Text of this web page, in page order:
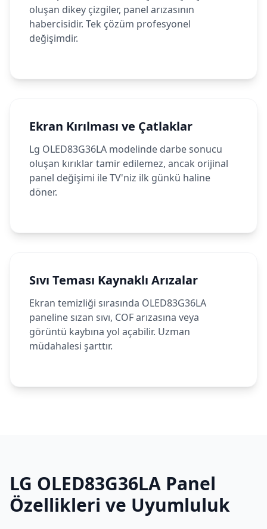
oluşan dikey çizgiler, panel arızasının
habercisidir. Tek çözüm profesyonel
değişimdir.
Ekran Kırılması ve Çatlaklar
Lg OLED83G36LA modelinde darbe sonucu
oluşan kırıklar tamir edilemez, ancak orijinal
panel değişimi ile TV'niz ilk günkü haline
döner.
Sıvı Teması Kaynaklı Arızalar
Ekran temizliği sırasında OLED83G36LA
paneline sızan sıvı, COF arızasına veya
görüntü kaybına yol açabilir. Uzman
müdahalesi şarttır.
LG OLED83G36LA Panel
Özellikleri ve Uyumluluk